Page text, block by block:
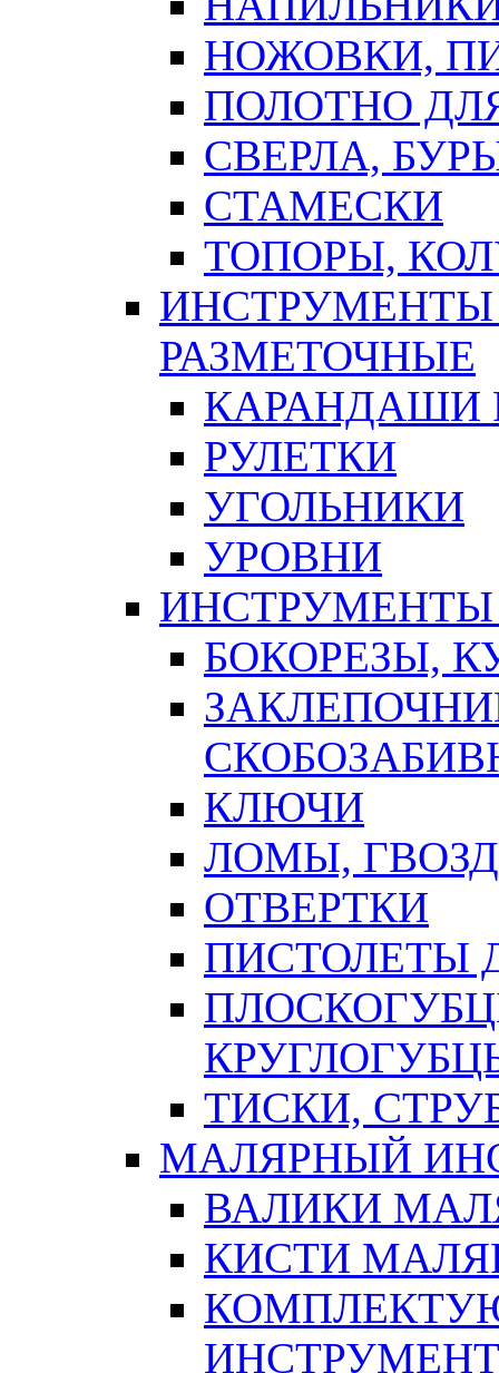
НОЖОВКИ,
ПОЛОТНО
СВЕРЛА,
СТАМЕСКИ
ТОПОРЫ,
ИНСТРУМЕНТЫ
РАЗМЕТОЧНЫЕ
КАРАНДАШИ
РУЛЕТКИ
УГОЛЬНИКИ
УРОВНИ
БОКОРЕЗЫ,
КЛЮЧИ
ЛОМЫ,
ОТВЕРТКИ
ПИСТОЛЕТЫ
ТИСКИ,
МАЛЯРНЫЙ
ВАЛИКИ
КИСТИ